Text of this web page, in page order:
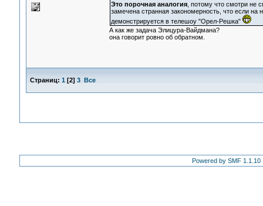
Это порочная аналогия, потому что смотри не
замечена странная закономерность, что если
демонстрируется в телешоу "Орел-Решка"
А как же задача Элицура-Вайдмана?
она говорит ровно об обратном.
Страниц: 1 [2] 3 Все
Powered by SMF 1.1.10